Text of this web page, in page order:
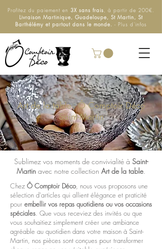
Profitez du paiement en 3X sans frais, à partir de 200€.
Livraison Martinique, Guadeloupe, St Martin, St
Barthélémy et partout dans le monde. - Plus d'infos
Art de la table - Ô Comptoir Déco
Saint-Martin
Sublimez vos moments de convivialité à Saint-
Martin avec notre collection Art de la table.
Chez Ô Comptoir Déco, nous vous proposons une
sélection d'articles qui allient élégance et praticité
pour embellir vos repas quotidiens ou vos occasions
spéciales. Que vous receviez des invités ou que
vous souhaitiez simplement créer une ambiance
agréable au quotidien dans votre maison à Saint-
Martin, nos pièces sont conçues pour transformer